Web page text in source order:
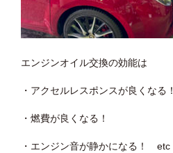
エンジンオイル交換の効能は
・アクセルレスポンスが良くなる！
・燃費が良くなる！
・エンジン音が静かになる！ etc